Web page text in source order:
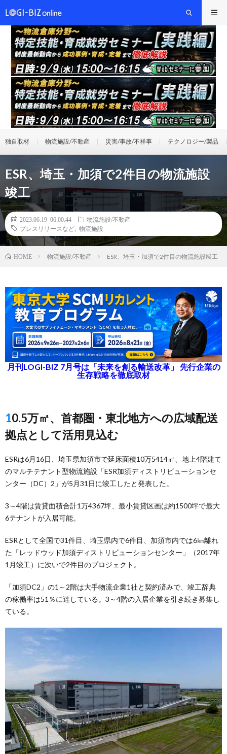
独自取材 物流施設/不動産 災害/事故/不祥事 テクノロジー/製品
ESR、埼玉・加須で2件目の物流施設
竣工
2023.06.19 06:00:44
物流施設/不動産
プレスリリースなど
物流施設
HOME 物流施設/不動産 ESR、埼玉・加須で2件目の物流施設竣工
月刊LOGI-BIZ 7月号は「未来を創る輸送改革」 先行企業の
生存戦略を徹底取材
10.5万㎡、首都圏・東北地方への広域配送
拠点として活用見込む
ESRは6月16日、埼玉県加須市で延床面積10万5414㎡、地上4階建て
のマルチテナント型物流施設「ESR加須ディストリビューションセ
ンター（DC）2」が5月31日に竣工したと発表した。
3～4階は賃貸面積合計1万4367坪、最小賃貸区画は約1500坪で最大
6テナントが入居可能。
ESRとして全国で31件目、埼玉県内で6件目、加須市内では6㎞離れ
た「レッドウッド加須ディストリビューションセンター」（2017年
1月竣工）に次いで2件目のプロジェクト。
「加須DC2」の1～2階は大手物流企業1社と契約済みで、竣工辞典
の稼働率は51％に達している。3～4階の入居企業を引き続き募集し
ている。